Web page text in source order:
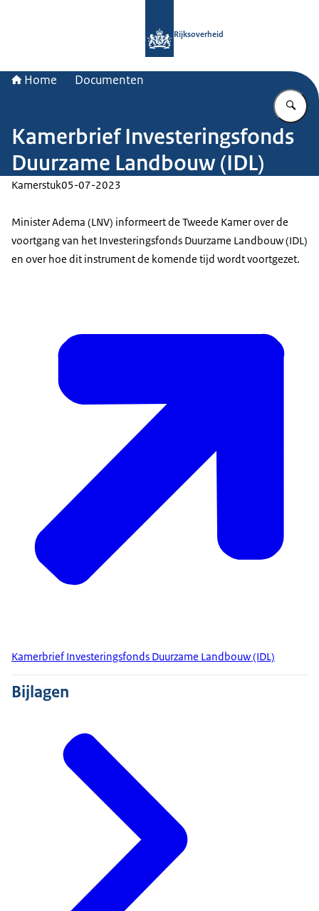
Rijksoverheid
Home Documenten
Kamerbrief Investeringsfonds
Duurzame Landbouw (IDL)
Kamerstuk05-07-2023
Minister Adema (LNV) informeert de Tweede Kamer over de
voortgang van het Investeringsfonds Duurzame Landbouw (IDL)
en over hoe dit instrument de komende tijd wordt voortgezet.
Kamerbrief Investeringsfonds Duurzame Landbouw (IDL)
Bijlagen